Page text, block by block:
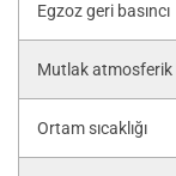
Egzoz geri basıncı
Mutlak atmosferik
Ortam sıcaklığı